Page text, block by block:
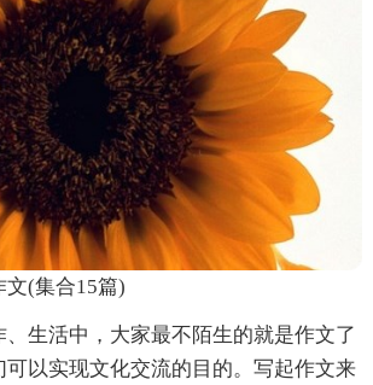
文(集合15篇)
、生活中，大家最不陌生的就是作文了
可以实现文化交流的目的。写起作文来